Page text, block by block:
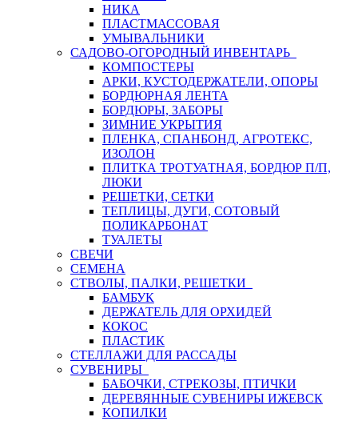
НИКА
ПЛАСТМАССОВАЯ
УМЫВАЛЬНИКИ
САДОВО-ОГОРОДНЫЙ ИНВЕНТАРЬ
КОМПОСТЕРЫ
АРКИ, КУСТОДЕРЖАТЕЛИ, ОПОРЫ
БОРДЮРНАЯ ЛЕНТА
БОРДЮРЫ, ЗАБОРЫ
ЗИМНИЕ УКРЫТИЯ
ПЛЕНКА, СПАНБОНД, АГРОТЕКС,
ИЗОЛОН
ПЛИТКА ТРОТУАТНАЯ, БОРДЮР П/П,
ЛЮКИ
РЕШЕТКИ, СЕТКИ
ТЕПЛИЦЫ, ДУГИ, СОТОВЫЙ
ПОЛИКАРБОНАТ
ТУАЛЕТЫ
СВЕЧИ
СЕМЕНА
СТВОЛЫ, ПАЛКИ, РЕШЕТКИ
БАМБУК
ДЕРЖАТЕЛЬ ДЛЯ ОРХИДЕЙ
КОКОС
ПЛАСТИК
СТЕЛЛАЖИ ДЛЯ РАССАДЫ
СУВЕНИРЫ
БАБОЧКИ, СТРЕКОЗЫ, ПТИЧКИ
ДЕРЕВЯННЫЕ СУВЕНИРЫ ИЖЕВСК
КОПИЛКИ